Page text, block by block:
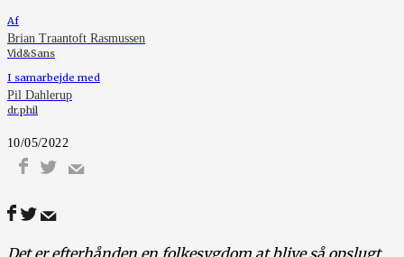
Af
Brian Traantoft Rasmussen
Vid&Sans
I samarbejde med
Pil Dahlerup
dr.phil
10/05/2022
Det er efterhånden en folkesygdom at blive så opslugt